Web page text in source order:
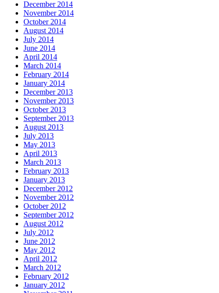
December 2014
November 2014
October 2014
August 2014
July 2014
June 2014
April 2014
March 2014
February 2014
January 2014
December 2013
November 2013
October 2013
September 2013
August 2013
July 2013
May 2013
April 2013
March 2013
February 2013
January 2013
December 2012
November 2012
October 2012
September 2012
August 2012
July 2012
June 2012
May 2012
April 2012
March 2012
February 2012
January 2012